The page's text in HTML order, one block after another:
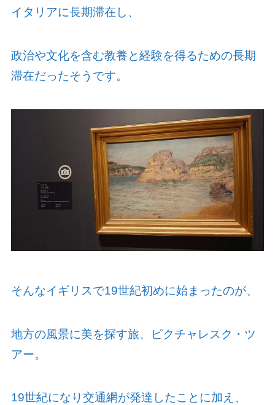
イタリアに長期滞在し、
政治や文化を含む教養と経験を得るための長期
滞在だったそうです。
そんなイギリスで19世紀初めに始まったのが、
地方の風景に美を探す旅、ピクチャレスク・ツ
アー。
19世紀になり交通網が発達したことに加え、